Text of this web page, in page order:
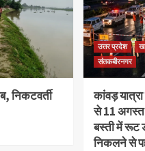
निकटवर्ती
उत्तर प्रदेश
संतकबीरनगर
कांवड़
से 11
बस्ती में रूट
निकलने से